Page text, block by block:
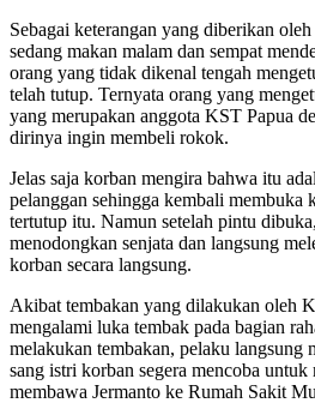
Sebagai keterangan yang diberikan
sedang makan malam dan sempat
orang yang tidak dikenal tengah
telah tutup. Ternyata orang yang
yang merupakan anggota KST Papua
dirinya ingin membeli rokok.
Jelas saja korban mengira bahwa itu
pelanggan sehingga kembali membuka
tertutup itu. Namun setelah pintu
menodongkan senjata dan langsung
korban secara langsung.
Akibat tembakan yang dilakukan oleh
mengalami luka tembak pada bagian
melakukan tembakan, pelaku langsung
sang istri korban segera mencoba
membawa Jermanto ke Rumah Sakit